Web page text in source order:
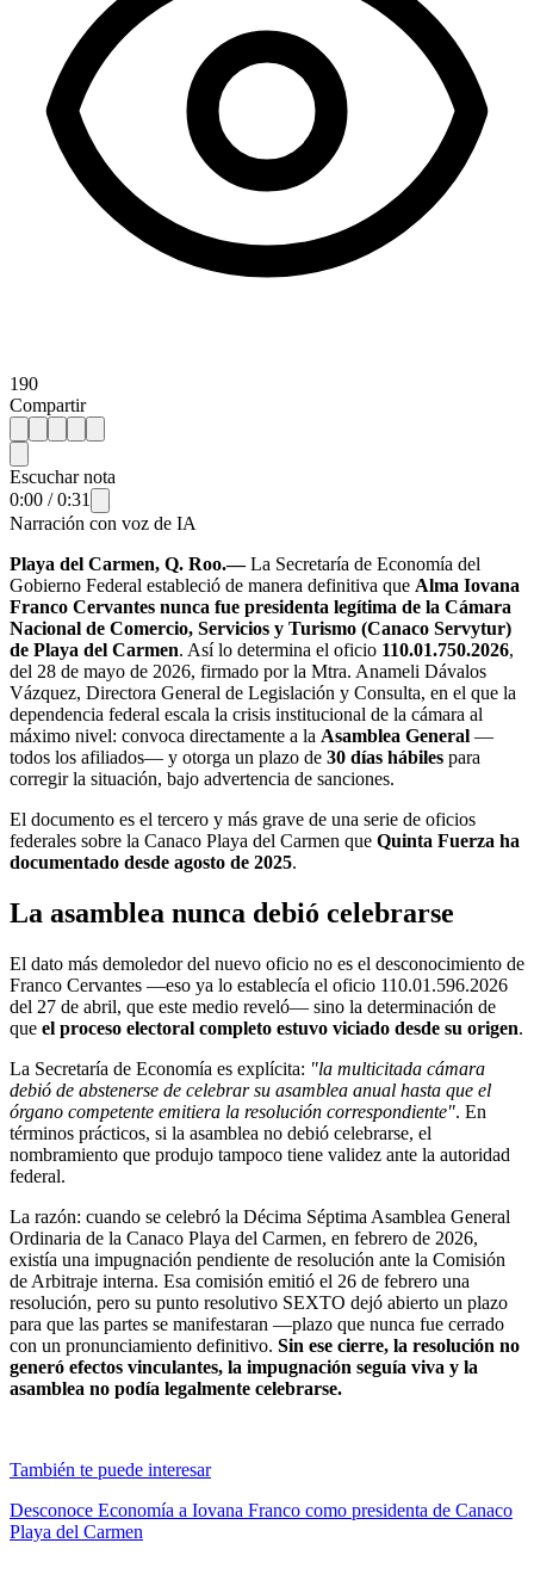
190
Compartir
Escuchar nota
0:00 /0:31
Narración con voz de IA
Playa del Carmen, Q. Roo.—La Secretaría de Economía del
Gobierno Federal estableció de manera definitiva que Alma Iovana
Franco Cervantes nunca fue presidenta legítima de la Cámara
Nacional de Comercio, Servicios y Turismo (Canaco Servytur)
de Playa del Carmen. Así lo determina el oficio 110.01.750.2026,
del 28 de mayo de 2026, firmado por la Mtra. Anameli Dávalos
Vázquez, Directora General de Legislación y Consulta, en el que la
dependencia federal escala la crisis institucional de la cámara al
máximo nivel: convoca directamente a la Asamblea General —
todos los afiliados— y otorga un plazo de 30 días hábiles para
corregir la situación, bajo advertencia de sanciones.
El documento es el tercero y más grave de una serie de oficios
federales sobre la Canaco Playa del Carmen que Quinta Fuerza ha
documentado desde agosto de 2025.
La asamblea nunca debió celebrarse
El dato más demoledor del nuevo oficio no es el desconocimiento de
Franco Cervantes —eso ya lo establecía el oficio 110.01.596.2026
del 27 de abril, que este medio reveló— sino la determinación de
que el proceso electoral completo estuvo viciado desde su origen.
La Secretaría de Economía es explícita: "la multicitada cámara
debió de abstenerse de celebrar su asamblea anual hasta que el
órgano competente emitiera la resolución correspondiente". En
términos prácticos, si la asamblea no debió celebrarse, el
nombramiento que produjo tampoco tiene validez ante la autoridad
federal.
La razón: cuando se celebró la Décima Séptima Asamblea General
Ordinaria de la Canaco Playa del Carmen, en febrero de 2026,
existía una impugnación pendiente de resolución ante la Comisión
de Arbitraje interna. Esa comisión emitió el 26 de febrero una
resolución, pero su punto resolutivo SEXTO dejó abierto un plazo
para que las partes se manifestaran —plazo que nunca fue cerrado
con un pronunciamiento definitivo. Sin ese cierre, la resolución no
generó efectos vinculantes, la impugnación seguía viva y la
asamblea no podía legalmente celebrarse.
También te puede interesar
Desconoce Economía a Iovana Franco como presidenta de Canaco
Playa del Carmen